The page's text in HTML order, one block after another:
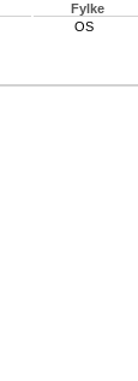
Fylke
OS